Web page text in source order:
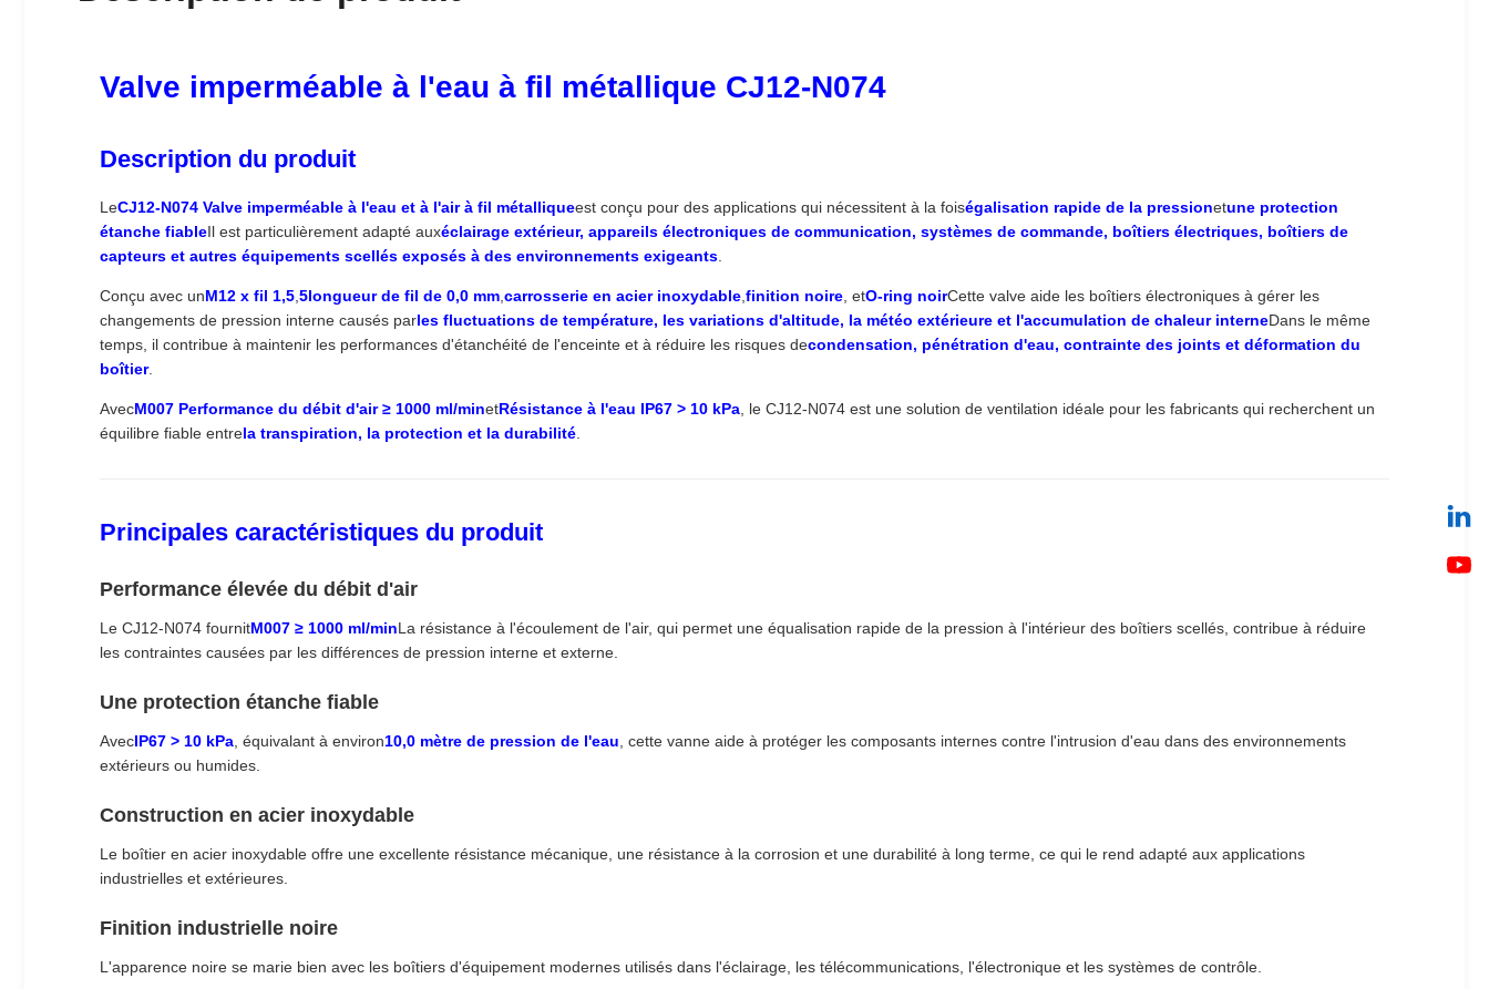
Valve imperméable à l'eau à fil métallique CJ12-N074
Description du produit
LeCJ12-N074 Valve imperméable à l'eau et à l'air à fil métalliqueest conçu pour des applications qui nécessitent à la foiségalisation rapide de la pressionetune protection
étanche fiableIl est particulièrement adapté auxéclairage extérieur, appareils électroniques de communication, systèmes de commande, boîtiers électriques, boîtiers de
capteurs et autres équipements scellés exposés à des environnements exigeants
Conçu avec unM12 x fil 1,5 5longueur de fil de 0,0 mm carrosserie en acier inoxydable finition noire , etO-ring noirCette valve aide les boîtiers électroniques à gérer les
changements de pression interne causés parles fluctuations de température, les variations d'altitude, la météo extérieure et l'accumulation de chaleur interneDans le même
temps, il contribue à maintenir les performances d'étanchéité de l'enceinte et à réduire les risques decondensation, pénétration d'eau, contrainte des joints et déformation du
boîtier.
AvecM007 Performance du débit d'air ≥ 1000 ml/minetRésistance à l'eau IP67 > 10 kPa , le CJ12-N074 est une solution de ventilation idéale pour les fabricants qui recherchent un
équilibre fiable entrela transpiration, la protection et la durabilité
Principales caractéristiques du produit
Performance élevée du débit d'air
Le CJ12-N074 fournitM007 ≥ 1000 ml/minLa résistance à l'écoulement de l'air, qui permet une équalisation rapide de la pression à l'intérieur des boîtiers scellés, contribue à réduire
les contraintes causées par les différences de pression interne et externe.
Une protection étanche fiable
AvecIP67 > 10 kPa , équivalant à environ10,0 mètre de pression de l'eau , cette vanne aide à protéger les composants internes contre l'intrusion d'eau dans des environnements
extérieurs ou humides.
Construction en acier inoxydable
Le boîtier en acier inoxydable offre une excellente résistance mécanique, une résistance à la corrosion et une durabilité à long terme, ce qui le rend adapté aux applications
industrielles et extérieures.
Finition industrielle noire
L'apparence noire se marie bien avec les boîtiers d'équipement modernes utilisés dans l'éclairage, les télécommunications, l'électronique et les systèmes de contrôle.